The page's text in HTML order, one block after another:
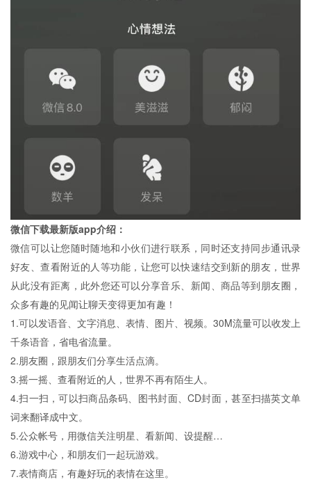
微信下载最新版app介绍：
微信可以让您随时随地和小伙们进行联系，同时还支持同步通讯录
好友、查看附近的人等功能，让您可以快速结交到新的朋友，世界
从此没有距离，此外您还可以分享音乐、新闻、商品等到朋友圈，
众多有趣的见闻让聊天变得更加有趣！
1.可以发语音、文字消息、表情、图片、视频。30M流量可以收发上
千条语音，省电省流量。
2.朋友圈，跟朋友们分享生活点滴。
3.摇一摇、查看附近的人，世界不再有陌生人。
4.扫一扫，可以扫商品条码、图书封面、CD封面，甚至扫描英文单
词来翻译成中文。
5.公众帐号，用微信关注明星、看新闻、设提醒…
6.游戏中心，和朋友们一起玩游戏。
7.表情商店，有趣好玩的表情在这里。